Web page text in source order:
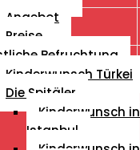
Angebot
Preise
Befruchtung
Kinderwunsch Türkei
Die Spitäler
Kinderwunsch in
Istanbul